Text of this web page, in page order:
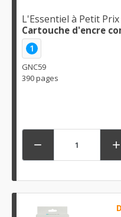
L'Essentiel à Petit Prix
Cartouche d'encre
1
GNC59
390 pages
 